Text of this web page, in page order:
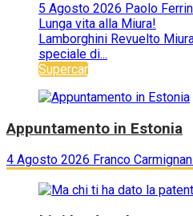
5 Agosto 2026 Paolo
Lunga vita alla Miura!
Lamborghini Revuelto
speciale di...
Supercar
Appuntamento in Estonia
4 Agosto 2026 Franco